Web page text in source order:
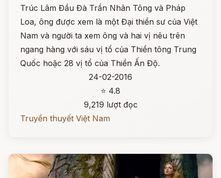
Trúc Lâm Đầu Đà Trần Nhân Tông và Pháp
Loa, ông được xem là một Đại thiền sư của Việt
Nam và người ta xem ông và hai vị nêu trên
ngang hàng với sáu vị tổ của Thiền tông Trung
Quốc hoặc 28 vị tổ của Thiền Ấn Độ.
24-02-2016
⭐ 4.8
9,219 lượt đọc
Truyền thuyết Việt Nam